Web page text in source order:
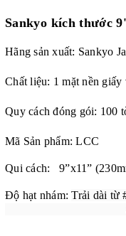
Sankyo kích thước
Hãng sản xuất: Sankyo
Chất liệu: 1 mặt nền giấy
Quy cách đóng gói: 100
Mã Sản phẩm: LCC
Qui cách: 9”x11”
Độ hạt nhám:Trải dài từ
#800, #1000,